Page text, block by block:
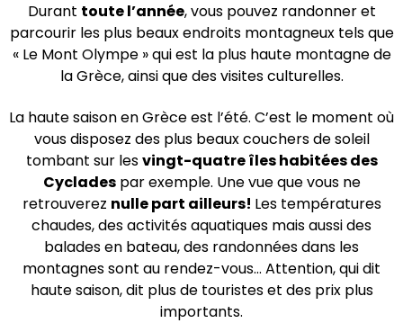
Durant toute l’année, vous pouvez randonner et
parcourir les plus beaux endroits montagneux tels que
« Le Mont Olympe » qui est la plus haute montagne de
la Grèce, ainsi que des visites culturelles.
La haute saison en Grèce est l’été. C’est le moment où
vous disposez des plus beaux couchers de soleil
tombant sur lesvingt-quatre îles habitées des
Cycladespar exemple. Une vue que vous ne
retrouverez nulle part ailleurs! Les températures
chaudes, des activités aquatiques mais aussi des
balades en bateau, des randonnées dans les
montagnes sont au rendez-vous... Attention, qui dit
haute saison, dit plus de touristes et des prix plus
importants.